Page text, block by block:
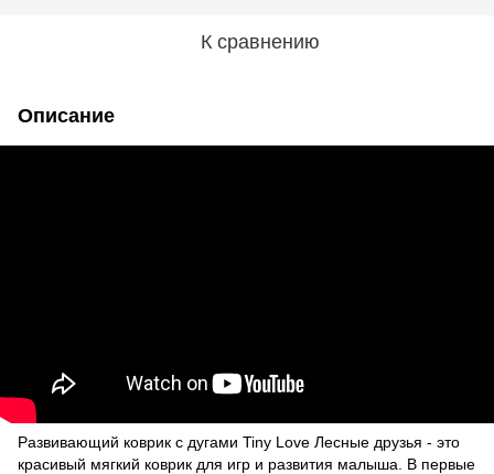
К сравнению
Описание
Развивающий коврик с дугами Tiny Love Лесные друзья - это
красивый мягкий коврик для игр и развития малыша. В первые